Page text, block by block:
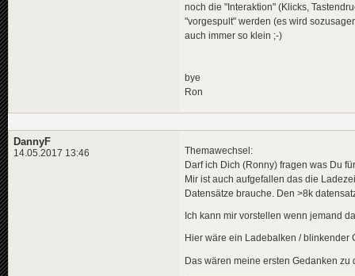
noch die "Interaktion" (Klicks,
"vorgespult" werden (es wird
auch immer so klein ;-)
bye
Ron
DannyF
14.05.2017 13:46
Themawechsel:
Darf ich Dich (Ronny) fragen was Du
Mir ist auch aufgefallen das die
Datensätze brauche. Den >8k
Ich kann mir vorstellen wenn jemand
Hier wäre ein Ladebalken / blinkender
Das wären meine ersten Gedanken zu